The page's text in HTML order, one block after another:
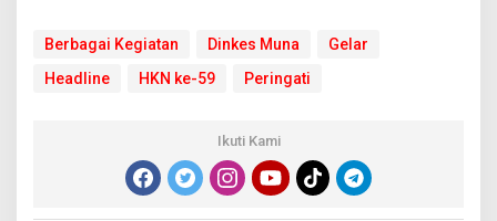
Berbagai Kegiatan Dinkes Muna
Gelar
Headline
HKN ke-59 Peringati
Ikuti Kami